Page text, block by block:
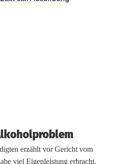
erzählt vor Gericht vom
viel Eigenleistung erbracht.